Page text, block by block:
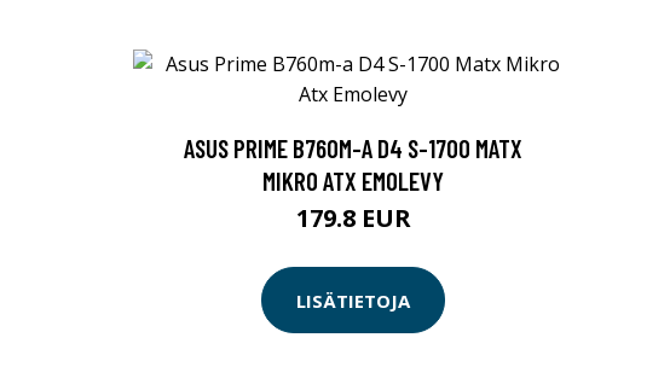
ASUS PRIME B760M-A D4 S-1700 MATX
MIKRO ATX EMOLEVY
179.8 EUR
LISÄTIETOJA